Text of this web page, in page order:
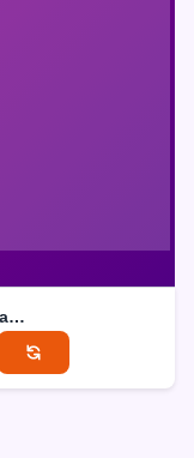
Freaki A Sprunki Parodie Incredibox